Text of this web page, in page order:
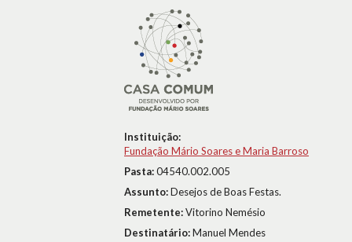
Instituição:
Fundação Mário Soares e Maria Barroso
Pasta:04540.002.005
Assunto:Desejos de Boas Festas.
Remetente:Vitorino Nemésio
Destinatário:Manuel Mendes